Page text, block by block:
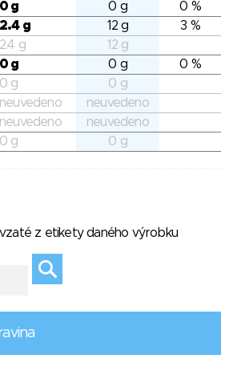
0 g 0 g
0 %
2.4 g 12 g
3 %
2.4 g
12 g
0 g 0 g
0 %
0 g
0 g
neuvedeno
neuvedeno
neuvedeno
neuvedeno
0 g 0 g
z etikety daného výrobku